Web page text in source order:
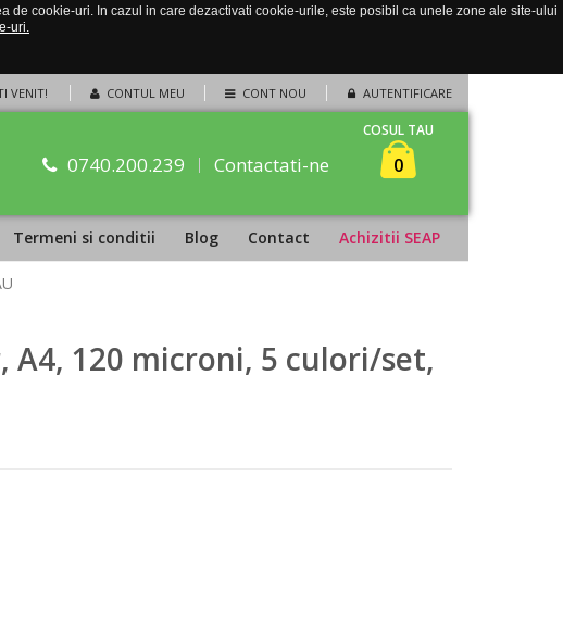
cookie-uri. In cazul in care dezactivati cookie-urile, este posibil ca unele zone ale site-ului
uri.
CONTUL MEU CONT NOU AUTENTIFICARE
VENIT!
0740.200.239 Contactati-ne
COSUL TAU
0
Termeni si conditii Blog Contact Achizitii SEAP
A4, 120 microni, 5 culori/set,